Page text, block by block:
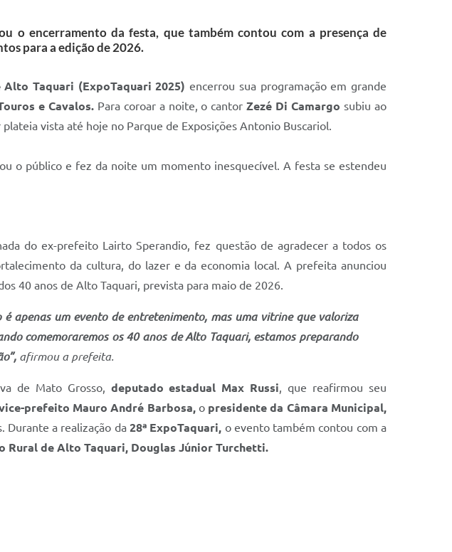
o encerramento da festa, que também contou com a presença de
para a edição de 2026.
Taquari (ExpoTaquari 2025) encerrou sua programação em grande
e Cavalos.Para coroar a noite, o cantorZezé Di Camargo subiu ao
vista até hoje no Parque de Exposições Antonio Buscariol.
o público e fez da noite um momento inesquecível. A festa se estendeu
do ex-prefeito Lairto Sperandio, fez questão de agradecer a todos os
da cultura, do lazer e da economia local. A prefeita anunciou
40 anos de Alto Taquari, prevista para maio de 2026.
apenas um evento de entretenimento, mas uma vitrine que valoriza
comemoraremos os 40 anos de Alto Taquari, estamos preparando
afirmou a prefeita.
de Mato Grosso, deputado estadual Max Russi, que reafirmou seu
prefeito Mauro André Barbosa,o presidente da Câmara Municipal,
Durante a realização da28ª ExpoTaquari, o evento também contou com a
Rural de Alto Taquari, Douglas Júnior Turchetti.